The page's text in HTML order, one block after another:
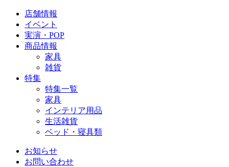
店舗情報
イベント
実演・POP
商品情報
家具
雑貨
特集
特集一覧
家具
インテリア用品
生活雑貨
ベッド・寝具類
お知らせ
お問い合わせ